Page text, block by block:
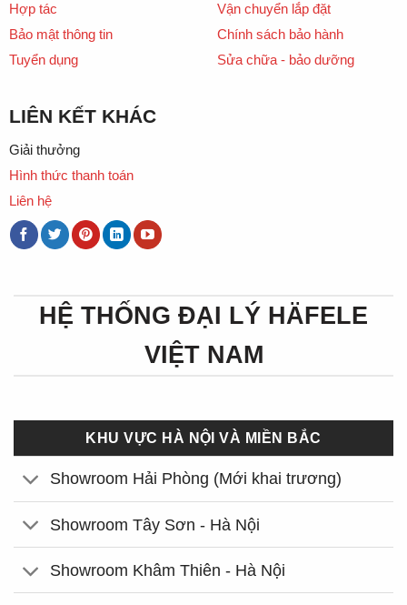
Hợp tác
Bảo mật thông tin
Tuyển dụng
Vận chuyển lắp đặt
Chính sách bảo hành
Sửa chữa - bảo dưỡng
LIÊN KẾT KHÁC
Giải thưởng
Hình thức thanh toán
Liên hệ
HỆ THỐNG ĐẠI LÝ HÄFELE
VIỆT NAM
KHU VỰC HÀ NỘI VÀ MIỀN BẮC
Showroom Hải Phòng (Mới khai trương)
Showroom Tây Sơn - Hà Nội
Showroom Khâm Thiên - Hà Nội